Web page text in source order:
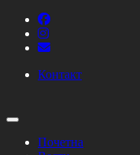
Контакт
Почетна